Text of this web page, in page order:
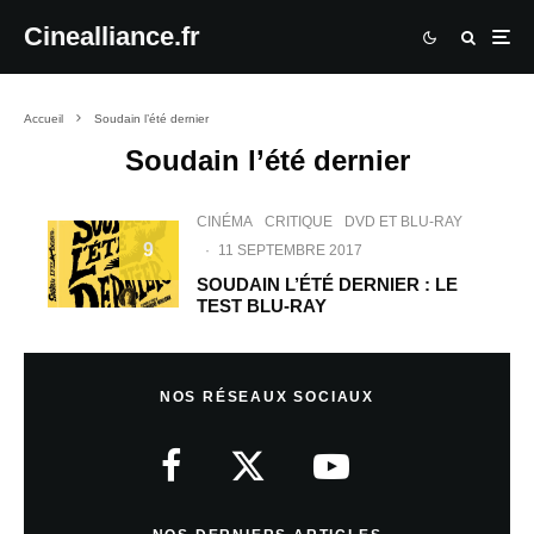
Cinealliance.fr
Accueil Soudain l’été dernier
Soudain l’été dernier
9
CINÉMA CRITIQUE
DVD ET BLU-RAY
·
11 SEPTEMBRE 2017
SOUDAIN L’ÉTÉ DERNIER : LE
TEST BLU-RAY
NOS RÉSEAUX SOCIAUX